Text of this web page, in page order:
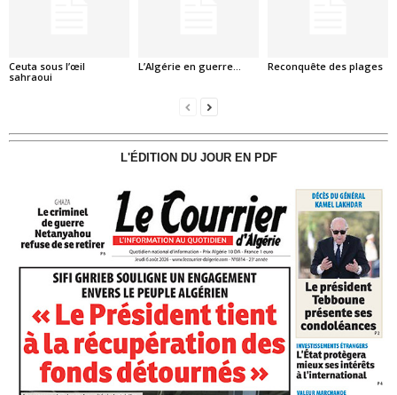
Ceuta sous l’œil
sahraoui
L’Algérie en guerre… Reconquête des plages
L'ÉDITION DU JOUR EN PDF